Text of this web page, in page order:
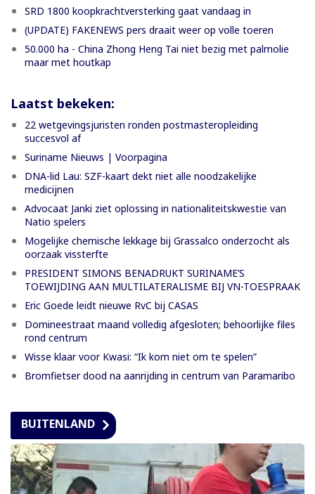
SRD 1800 koopkrachtversterking gaat vandaag in
(UPDATE) FAKENEWS pers draait weer op volle toeren
50.000 ha - China Zhong Heng Tai niet bezig met palmolie
maar met houtkap
Laatst bekeken:
22 wetgevingsjuristen ronden postmasteropleiding
succesvol af
Suriname Nieuws | Voorpagina
DNA-lid Lau: SZF-kaart dekt niet alle noodzakelijke
medicijnen
Advocaat Janki ziet oplossing in nationaliteitskwestie van
Natio spelers
Mogelijke chemische lekkage bij Grassalco onderzocht als
oorzaak vissterfte
PRESIDENT SIMONS BENADRUKT SURINAME’S
TOEWIJDING AAN MULTILATERALISME BIJ VN-TOESPRAAK
Eric Goede leidt nieuwe RvC bij CASAS
Domineestraat maand volledig afgesloten; behoorlijke files
rond centrum
Wisse klaar voor Kwasi: “Ik kom niet om te spelen”
Bromfietser dood na aanrijding in centrum van Paramaribo
BUITENLAND